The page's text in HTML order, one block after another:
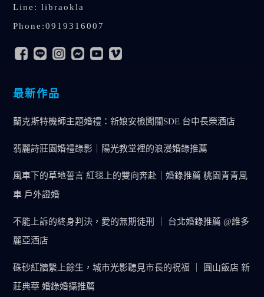
Line: libraokla
Phone:0919316007
最新作品
蘭克斯特機師主題婚禮：新娘安檢闖關SDE 台中長榮酒店
翡麗詩莊園婚禮錄影｜陽光教堂裡的浪漫婚錄推薦
風車下的草地誓言 紅毯上的雙向奔赴｜婚錄推薦 桃園青青風
車 戶外證婚
不能上訴的終身判決，愛的無期徒刑 ｜ 台北婚錄推薦 @維多
麗亞酒店
硃砂紅牆繫上餘生，城市光影聽見市長的祝福 ｜ 圓山飯店 新
莊典華 婚錄婚攝推薦